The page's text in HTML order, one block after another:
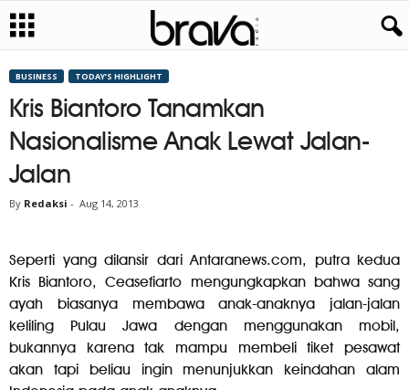
BUSINESS TODAY’S HIGHLIGHT
Kris Biantoro Tanamkan
Nasionalisme Anak Lewat Jalan-
Jalan
By Redaksi - Aug 14, 2013
Seperti yang dilansir dari Antaranews.com, putra kedua
Kris Biantoro, Ceasefiarto mengungkapkan bahwa sang
ayah biasanya membawa anak-anaknya jalan-jalan
keliling Pulau Jawa dengan menggunakan mobil,
bukannya karena tak mampu membeli tiket pesawat
akan tapi beliau ingin menunjukkan keindahan alam